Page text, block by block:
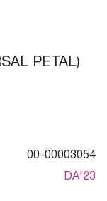
PETAL)
00-00003054
DA'23